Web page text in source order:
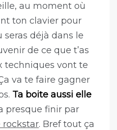
au moment où
ton clavier pour
déjà dans le
de ce que t’as
techniques vont te
va te faire gagner
Ta boite aussi elle
presque finir par
rockstar. Bref tout ça